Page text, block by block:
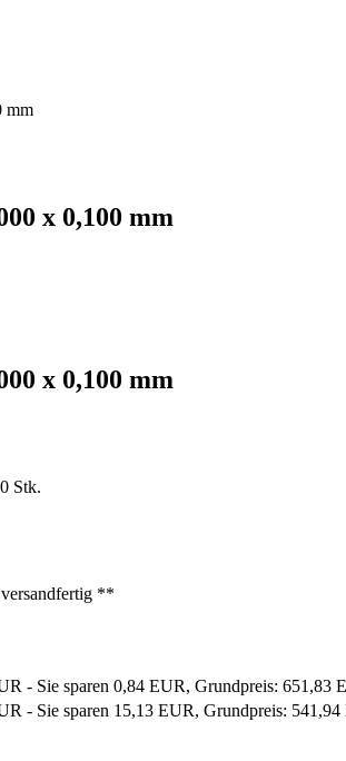
mm
x 0,100 mm
x 0,100 mm
Stk.
**
- Sie sparen 0,84 EUR, Grundpreis: 651,83
- Sie sparen 15,13 EUR, Grundpreis: